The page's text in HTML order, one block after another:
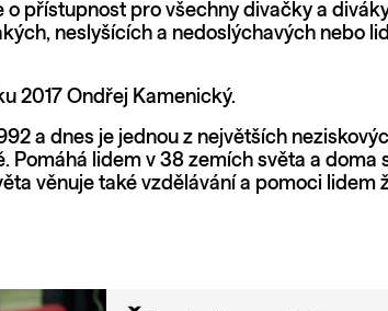
o přístupnost pro všechny divačky a
neslyšících a nedoslýchavých nebo
2017 Ondřej Kamenický.
a dnes je jednou z největších
Pomáhá lidem v 38 zemích světa a doma
věnuje také vzdělávání a pomoci lidem